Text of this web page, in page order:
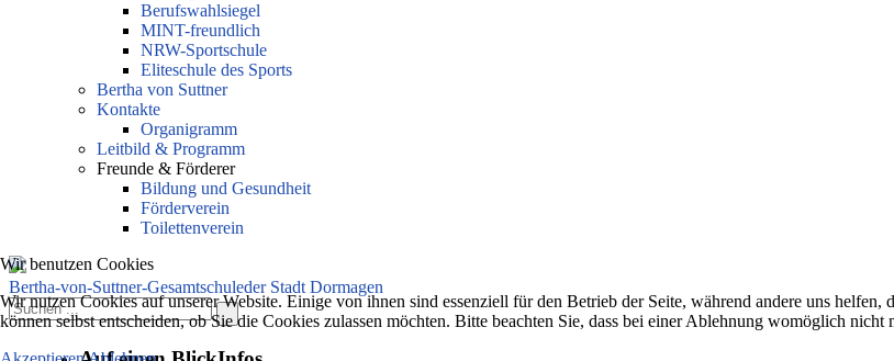
Berufswahlsiegel
MINT-freundlich
NRW-Sportschule
Eliteschule des Sports
Bertha von Suttner
Kontakte
Organigramm
Leitbild & Programm
Freunde & Förderer
Bildung und Gesundheit
Förderverein
Toilettenverein
Bertha-von-Suttner-Gesamtschuleder Stadt Dormagen
Wir benutzen Cookies
Wir nutzen Cookies auf unserer Website. Einige von ihnen sind essenziell für den Betrieb der Seite, während andere uns
können selbst entscheiden, ob Sie die Cookies zulassen möchten. Bitte beachten Sie, dass bei einer Ablehnung womöglich